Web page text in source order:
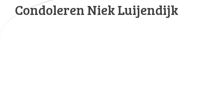
Condoleren Niek Luijendijk